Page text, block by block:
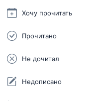
Хочу прочитать
Прочитано
Не дочитал
Недописано